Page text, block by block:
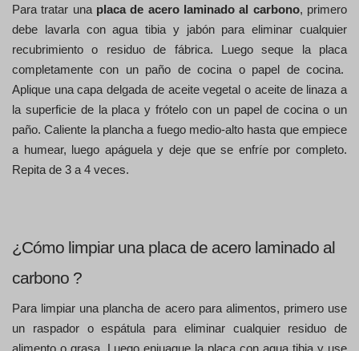
Para tratar una placa de acero laminado al carbono, primero
debe lavarla con agua tibia y jabón para eliminar cualquier
recubrimiento o residuo de fábrica. Luego seque la placa
completamente con un paño de cocina o papel de cocina.
Aplique una capa delgada de aceite vegetal o aceite de linaza a
la superficie de la placa y frótelo con un papel de cocina o un
paño. Caliente la plancha a fuego medio-alto hasta que empiece
a humear, luego apáguela y deje que se enfríe por completo.
Repita de 3 a 4 veces.
¿Cómo limpiar una placa de acero laminado al
carbono ?
Para limpiar una plancha de acero para alimentos, primero use
un raspador o espátula para eliminar cualquier residuo de